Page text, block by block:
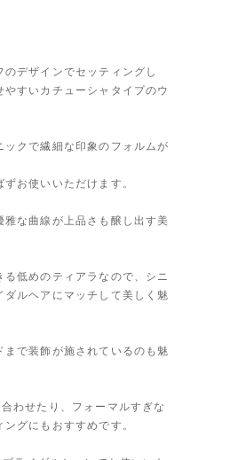
デザインでセッティングし
すいカチューシャタイプのウ
クで繊細な印象のフォルムが
お使いいただけます。
な曲線が上品さも醸し出す美
低めのティアラなので、シニ
ルヘアにマッチして美しく魅
まで装飾が施されているのも魅
わせたり、フォーマルすぎな
グにもおすすめです。